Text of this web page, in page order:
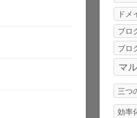
ドメ
ブロ
ブロ
マ
三つ
効率